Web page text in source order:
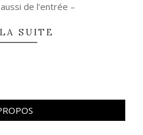
de l’entrée –
SUITE